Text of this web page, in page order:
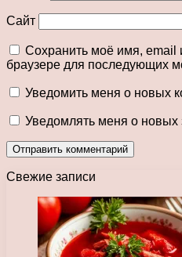
Сайт
Сохранить моё имя, email
браузере для последующих
Уведомить меня о новых
Уведомлять меня о новых
Свежие записи